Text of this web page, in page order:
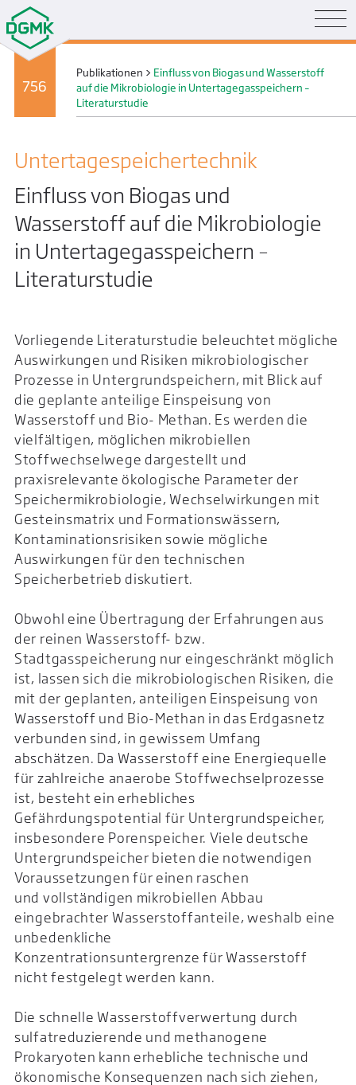
756
Publikationen > Einfluss von Biogas und Wasserstoff
auf die Mikrobiologie in Untertagegasspeichern –
Literaturstudie
Untertage­speicher­technik
Einfluss von Biogas und
Wasserstoff auf die Mikrobiologie
in Untertagegasspeichern –
Literaturstudie
Vorliegende Literaturstudie beleuchtet mögliche
Auswirkungen und Risiken mikrobiologischer
Prozesse in Untergrundspeichern, mit Blick auf
die geplante anteilige Einspeisung von
Wasserstoff und Bio- Methan. Es werden die
vielfältigen, möglichen mikrobiellen
Stoffwechselwege dargestellt und
praxisrelevante ökologische Parameter der
Speichermikrobiologie, Wechselwirkungen mit
Gesteinsmatrix und Formationswässern,
Kontaminationsrisiken sowie mögliche
Auswirkungen für den technischen
Speicherbetrieb diskutiert.
Obwohl eine Übertragung der Erfahrungen aus
der reinen Wasserstoff- bzw.
Stadtgasspeicherung nur eingeschränkt möglich
ist, lassen sich die mikrobiologischen Risiken, die
mit der geplanten, anteiligen Einspeisung von
Wasserstoff und Bio-Methan in das Erdgasnetz
verbunden sind, in gewissem Umfang
abschätzen. Da Wasserstoff eine Energiequelle
für zahlreiche anaerobe Stoffwechselprozesse
ist, besteht ein erhebliches
Gefährdungspotential für Untergrundspeicher,
insbesondere Porenspeicher. Viele deutsche
Untergrundspeicher bieten die notwendigen
Voraussetzungen für einen raschen
und vollständigen mikrobiellen Abbau
eingebrachter Wasserstoffanteile, weshalb eine
unbedenkliche
Konzentrationsuntergrenze für Wasserstoff
nicht festgelegt werden kann.
Die schnelle Wasserstoffverwertung durch
sulfatreduzierende und methanogene
Prokaryoten kann erhebliche technische und
ökonomische Konsequenzen nach sich ziehen,